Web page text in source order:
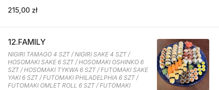
215,00 zł
12.FAMILY
NIGIRI TAMAGO 4 SZT / NIGIRI SAKE 4 SZT /
HOSOMAKI SAKE 6 SZT / HOSOMAKI OSHINKO 6
SZT / HOSOMAKI TYKWA 6 SZT / FUTOMAKI SAKE
YAKI 6 SZT / FUTOMAKI PHILADELPHIA 6 SZT /
FUTOMAKI OMLET ROLL 6 SZT / FUTOMAKI